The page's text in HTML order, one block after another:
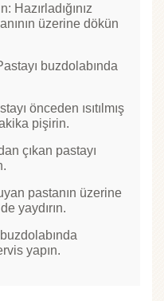
Hazırladığınız
üzerine dökün
buzdolabında
önceden ısıtılmış
pişirin.
çıkan pastayı
pastanın üzerine
yaydırın.
yapın.